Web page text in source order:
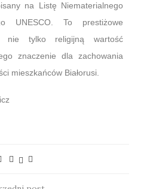
na Listę Niematerialnego
UNESCO. To prestiżowe
nie tylko religijną wartość
znaczenie dla zachowania
mieszkańców Białorusi.